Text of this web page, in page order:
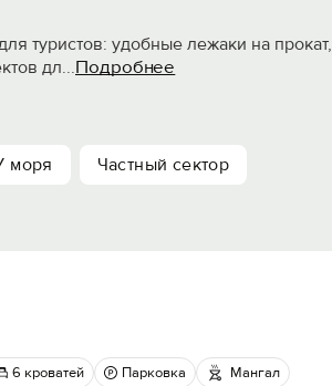
туристов: удобные лежаки на прокат,
дл...Подробнее
моря Частный сектор
6 кроватей Парковка Мангал